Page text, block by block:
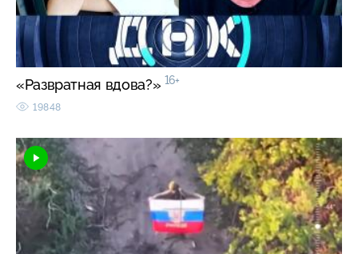
«Развратная вдова?» 16+
19848